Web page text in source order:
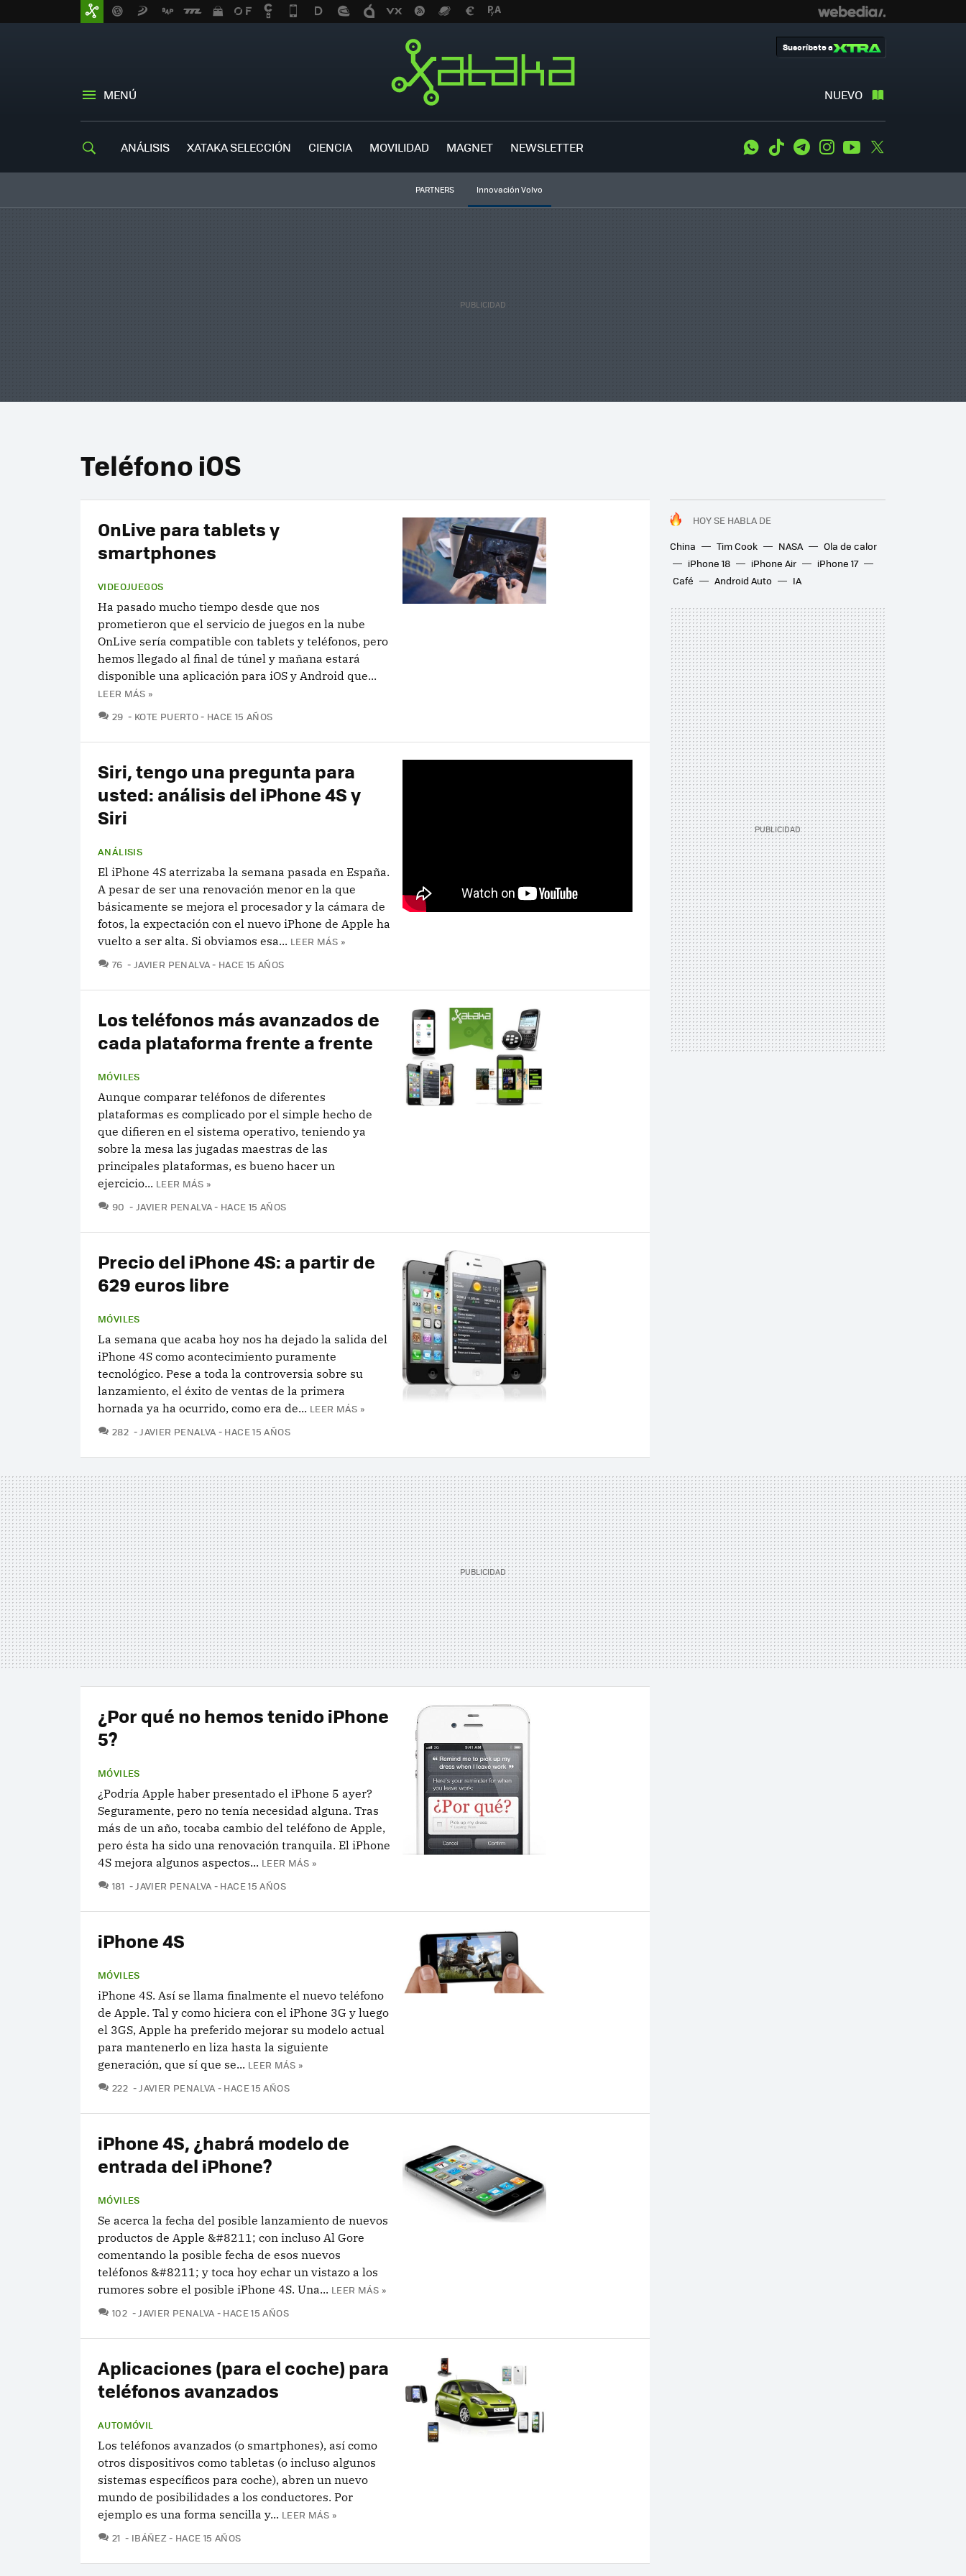
MENÚ NUEVO
Suscríbete a
ANÁLISIS XATAKA SELECCIÓN CIENCIA MOVILIDAD MAGNET NEWSLETTER WhatsApp
Tiktok TelegramInstagramYoutube
PARTNERS Innovación Volvo
Teléfono iOS
HOY SE HABLA DE
China
Tim Cook NASA
Ola de calor
iPhone 18
iPhone Air
iPhone 17
Café
Android Auto IA
OnLive para tablets y
smartphones
VIDEOJUEGOS
Ha pasado mucho tiempo desde que nos
prometieron que el servicio de juegos en la nube
OnLive sería compatible con tablets y teléfonos, pero
hemos llegado al final de túnel y mañana estará
disponible una aplicación para iOS y Android que...
LEER MÁS »
29 COMENTARIOS
KOTE PUERTO HACE 15 AÑOS
Siri, tengo una pregunta para
usted: análisis del iPhone 4S y
Siri
ANÁLISIS
El iPhone 4S aterrizaba la semana pasada en España.
A pesar de ser una renovación menor en la que
básicamente se mejora el procesador y la cámara de
fotos, la expectación con el nuevo iPhone de Apple ha
vuelto a ser alta. Si obviamos esa... LEER MÁS »
76 COMENTARIOS
JAVIER PENALVA HACE 15 AÑOS
Los teléfonos más avanzados de
cada plataforma frente a frente
MÓVILES
Aunque comparar teléfonos de diferentes
plataformas es complicado por el simple hecho de
que difieren en el sistema operativo, teniendo ya
sobre la mesa las jugadas maestras de las
principales plataformas, es bueno hacer un
ejercicio... LEER MÁS »
90 COMENTARIOS
JAVIER PENALVA HACE 15 AÑOS
Precio del iPhone 4S: a partir de
629 euros libre
MÓVILES
La semana que acaba hoy nos ha dejado la salida del
iPhone 4S como acontecimiento puramente
tecnológico. Pese a toda la controversia sobre su
lanzamiento, el éxito de ventas de la primera
hornada ya ha ocurrido, como era de... LEER MÁS »
282 COMENTARIOS
JAVIER PENALVA HACE 15 AÑOS
¿Por qué no hemos tenido iPhone
5?
MÓVILES
¿Podría Apple haber presentado el iPhone 5 ayer?
Seguramente, pero no tenía necesidad alguna. Tras
más de un año, tocaba cambio del teléfono de Apple,
pero ésta ha sido una renovación tranquila. El iPhone
4S mejora algunos aspectos... LEER MÁS »
181 COMENTARIOS
JAVIER PENALVA HACE 15 AÑOS
iPhone 4S
MÓVILES
iPhone 4S. Así se llama finalmente el nuevo teléfono
de Apple. Tal y como hiciera con el iPhone 3G y luego
el 3GS, Apple ha preferido mejorar su modelo actual
para mantenerlo en liza hasta la siguiente
generación, que sí que se... LEER MÁS »
222 COMENTARIOS
JAVIER PENALVA HACE 15 AÑOS
iPhone 4S, ¿habrá modelo de
entrada del iPhone?
MÓVILES
Se acerca la fecha del posible lanzamiento de nuevos
productos de Apple &#8211; con incluso Al Gore
comentando la posible fecha de esos nuevos
teléfonos &#8211; y toca hoy echar un vistazo a los
rumores sobre el posible iPhone 4S. Una... LEER MÁS »
102 COMENTARIOS
JAVIER PENALVA HACE 15 AÑOS
Aplicaciones (para el coche) para
teléfonos avanzados
AUTOMÓVIL
Los teléfonos avanzados (o smartphones), así como
otros dispositivos como tabletas (o incluso algunos
sistemas específicos para coche), abren un nuevo
mundo de posibilidades a los conductores. Por
ejemplo es una forma sencilla y... LEER MÁS »
21 COMENTARIOS
IBÁÑEZ HACE 15 AÑOS